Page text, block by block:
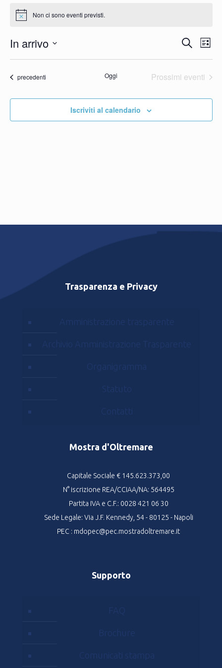
Eventi
Notice Non ci sono eventi previsti.
e
Cerca
Lista
In arrivo
Seleziona
Eventi
precedenti Oggi Prossimi eventi
Iscriviti al calendario
Trasparenza e Privacy
Amministrazione trasparente
Archivio Amministrazione Trasparente
Organigramma
Statuto
Contatti
Mostra d'Oltremare
Capitale Sociale € 145.623.373,00
N° iscrizione REA/CCIAA/NA: 564495
Partita IVA e C.F.: 0028 421 06 30
Sede Legale: Via J.F. Kennedy, 54 - 80125 - Napoli
PEC : mdopec@pec.mostradoltremare.it
Supporto
FAQ
Brochure
Comunicati stampa